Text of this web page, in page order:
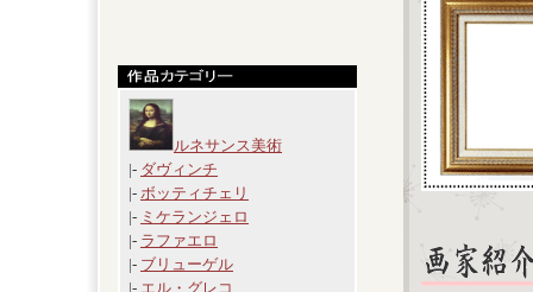
ルネサンス美術
|- ダヴィンチ
|- ボッティチェリ
|- ミケランジェロ
|- ラファエロ
|- ブリューゲル
|- エル・グレコ